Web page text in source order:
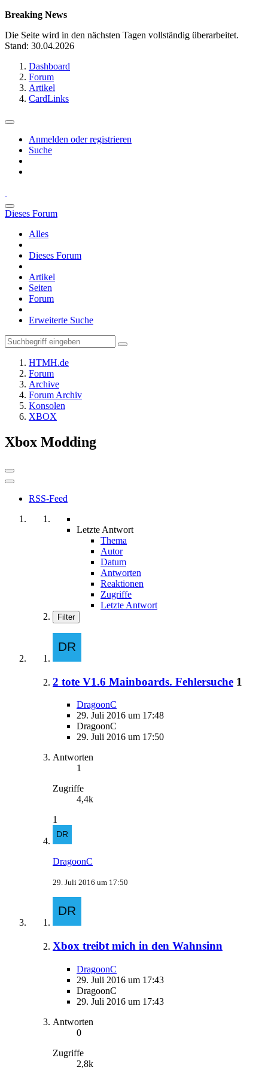
Breaking News
Die Seite wird in den nächsten Tagen vollständig überarbeitet.
Stand: 30.04.2026
Dashboard
Forum
Artikel
CardLinks
Anmelden oder registrieren
Suche
Dieses Forum
Alles
Dieses Forum
Artikel
Seiten
Forum
Erweiterte Suche
HTMH.de
Forum
Archive
Forum Archiv
Konsolen
XBOX
Xbox Modding
RSS-Feed
Letzte Antwort
Thema
Autor
Datum
Antworten
Reaktionen
Zugriffe
Letzte Antwort
Filter
2 tote V1.6 Mainboards. Fehlersuche 1
DragoonC
29. Juli 2016 um 17:48
DragoonC
29. Juli 2016 um 17:50
Antworten
1
Zugriffe
4,4k
1
DragoonC
29. Juli 2016 um 17:50
Xbox treibt mich in den Wahnsinn
DragoonC
29. Juli 2016 um 17:43
DragoonC
29. Juli 2016 um 17:43
Antworten
0
Zugriffe
2,8k